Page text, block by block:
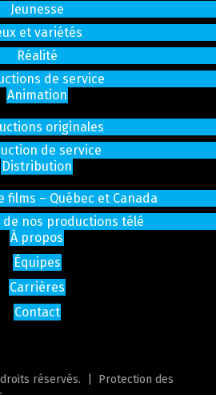
Jeunesse
et variétés
Réalité
de service
Animation
originales
de service
Distribution
films – Québec et Canada
nos productions télé
À propos
Équipes
Carrières
Contact
droits réservés. | Protection des